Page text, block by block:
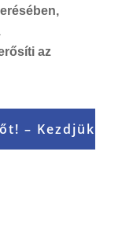
az
– Kezdjük